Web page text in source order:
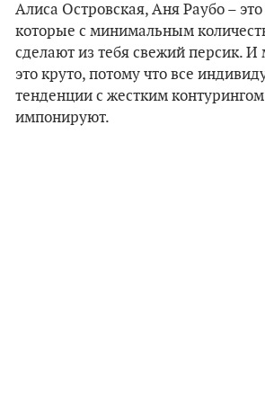
Алиса Островская, Аня Раубо –
которые с минимальным
сделают из тебя свежий персик. И
это круто, потому что все
тенденции с жестким
импонируют.